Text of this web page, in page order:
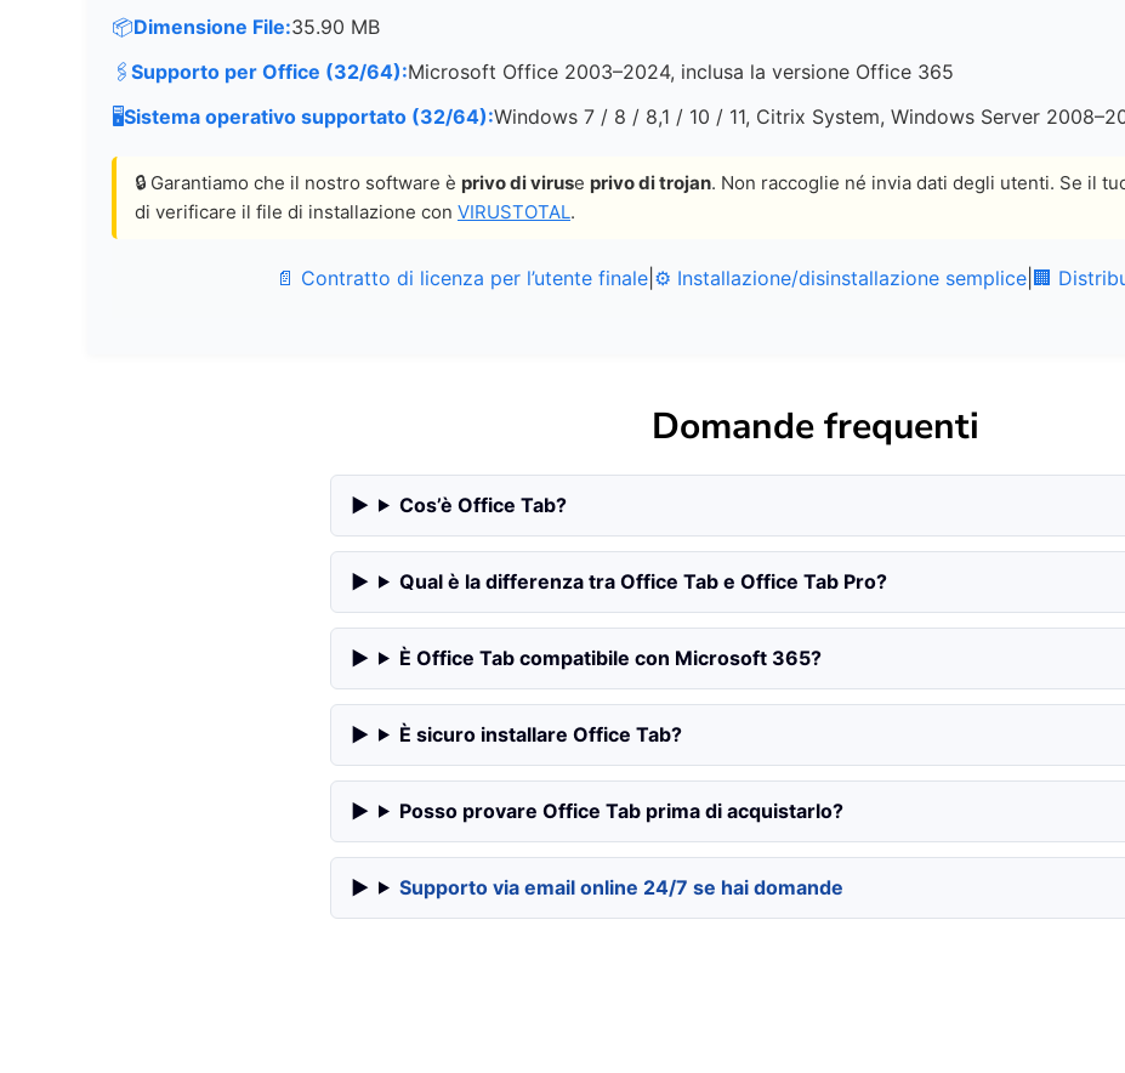
📦Dimensione File:35.90 MB
🖇️ Supporto per Office (32/64):Microsoft Office 2003–2024, inclusa la versione Office 365
🖥️Sistema operativo supportato (32/64):Windows 7 / 8 / 8,1 / 10 / 11, Citrix System, Windows Server
🔒 Garantiamo che il nostro software è privo di viruse privo di trojan. Non raccoglie né invia dati degli utenti. Se il
di verificare il file di installazione con VIRUSTOTAL.
📄 Contratto di licenza per l’utente finale ⚙️ Installazione/disinstallazione semplice 🏢
Domande frequenti
Cos’è Office Tab?
Qual è la differenza tra Office Tab e Office Tab Pro?
È Office Tab compatibile con Microsoft 365?
È sicuro installare Office Tab?
Posso provare Office Tab prima di acquistarlo?
Supporto via email online 24/7 se hai domande